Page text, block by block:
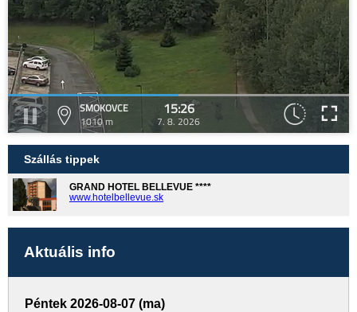
SMOKOVCE
1010 m
15:26
7. 8. 2026
Szállás tippek
GRAND HOTEL BELLEVUE ****
www.hotelbellevue.sk
Aktuális info
Péntek 2026-08-07 (ma)